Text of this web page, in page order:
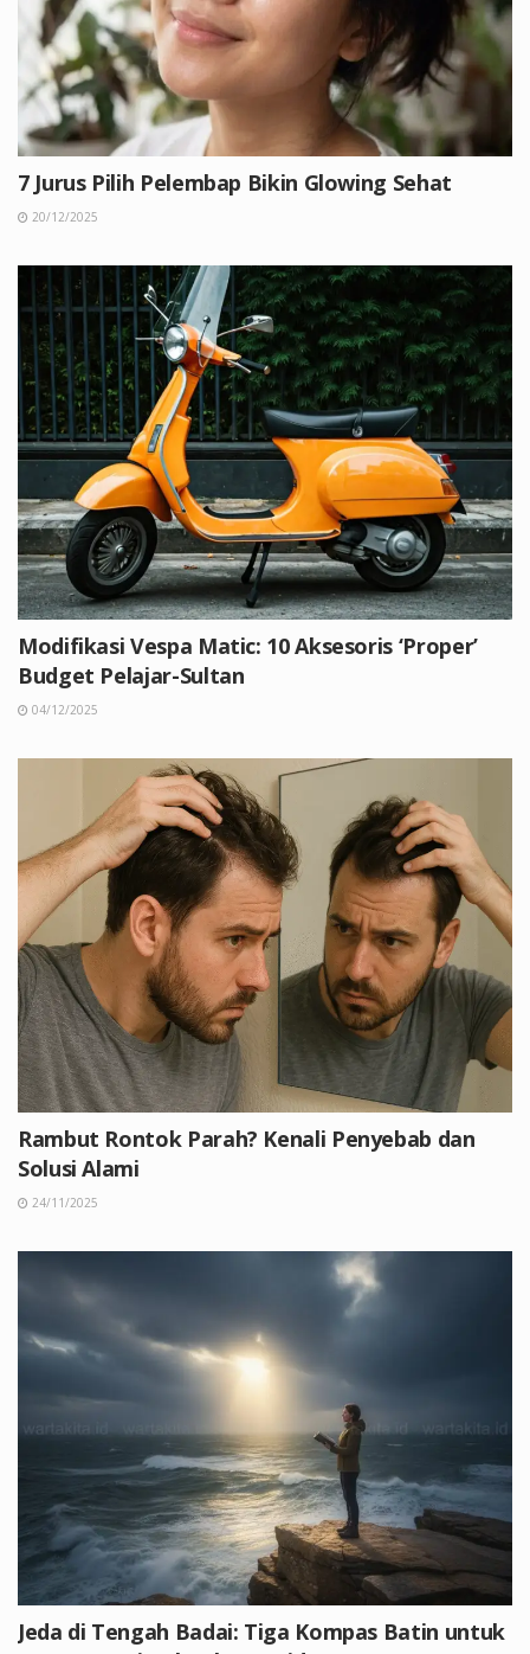
7 Jurus Pilih Pelembap Bikin Glowing Sehat
20/12/2025
Modifikasi Vespa Matic: 10 Aksesoris ‘Proper’
Budget Pelajar-Sultan
04/12/2025
Rambut Rontok Parah? Kenali Penyebab dan
Solusi Alami
24/11/2025
Jeda di Tengah Badai: Tiga Kompas Batin untuk